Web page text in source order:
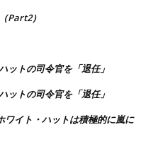
Part2）
ットの司令官を「退任」
ットの司令官を「退任」
ワイト・ハットは積極的に嵐に